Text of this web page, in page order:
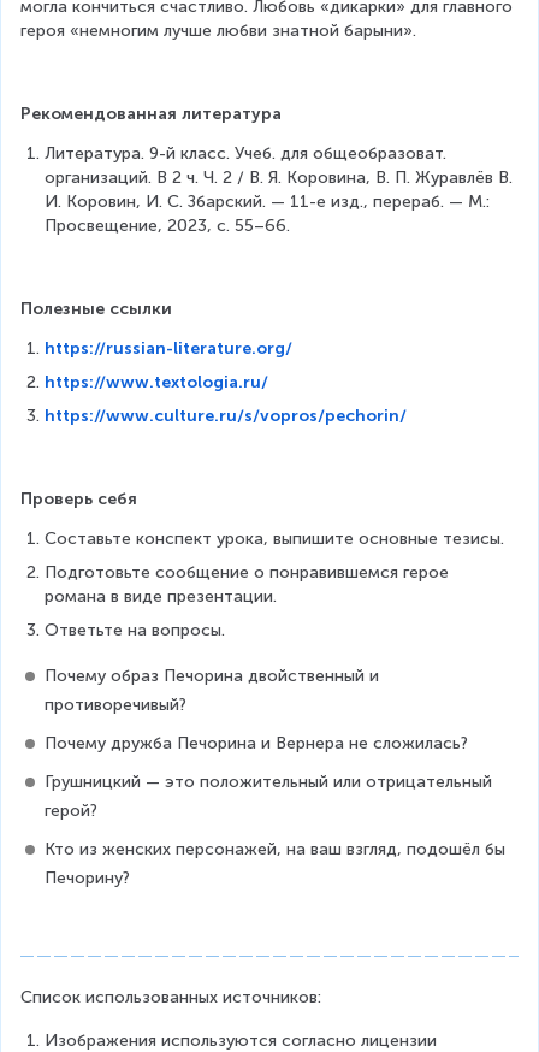
могла кончиться счастливо. Любовь «дикарки» для главного
героя «немногим лучше любви знатной барыни».
Рекомендованная литература
Литература. 9-й класс. Учеб. для общеобразоват.
организаций. В 2 ч. Ч. 2 / В. Я. Коровина, В. П. Журавлёв В.
И. Коровин, И. С. Збарский. — 11-е изд., перераб. — М.:
Просвещение, 2023, с. 55–66.
Полезные ссылки
https://russian-literature.org/
https://www.textologia.ru/
https://www.culture.ru/s/vopros/pechorin/
Проверь себя
Составьте конспект урока, выпишите основные тезисы.
Подготовьте сообщение о понравившемся герое
романа в виде презентации.
Ответьте на вопросы.
Почему образ Печорина двойственный и
противоречивый?
Почему дружба Печорина и Вернера не сложилась?
Грушницкий — это положительный или отрицательный
герой?
Кто из женских персонажей, на ваш взгляд, подошёл бы
Печорину?
Список использованных источников:
Изображения используются согласно лицензии